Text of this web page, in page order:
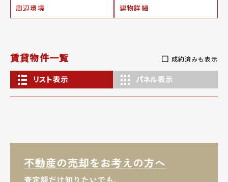
周辺環境 建物詳細
賃貸物件一覧 成約済みも表示
リスト表示 パネル表示